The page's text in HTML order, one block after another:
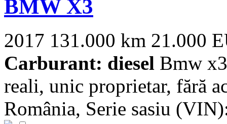
BMW X3
2017 131.000 km 21.000
Carburant: diesel Bmw
reali, unic proprietar, fără
România, Serie sasiu